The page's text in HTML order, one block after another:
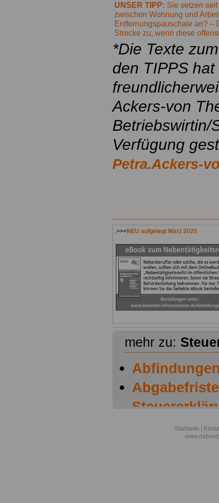
UNSER TIPP: Sie setzen
zwischen Wohnung und
Entfernungspauschale an? –
Strecke zu, wenn diese
*Die Texte
den TIPPS hat
Ackers-von
Betriebswirtin/
Verfügung
Petra.Ackers-
.>>>NEU aufgelegt März 2025
mehr zu:
Startseite